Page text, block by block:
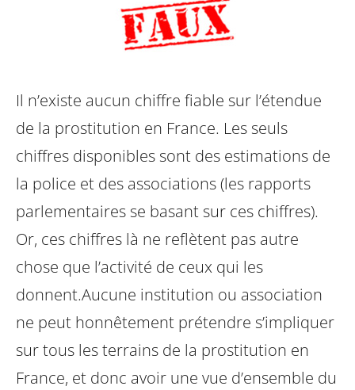
Il n’existe aucun chiffre fiable sur l’étendue
de la prostitution en France. Les seuls
chiffres disponibles sont des estimations de
la police et des associations (les rapports
parlementaires se basant sur ces chiffres).
Or, ces chiffres là ne reflètent pas autre
chose que l’activité de ceux qui les
donnent.Aucune institution ou association
ne peut honnêtement prétendre s’impliquer
sur tous les terrains de la prostitution en
France, et donc avoir une vue d’ensemble du